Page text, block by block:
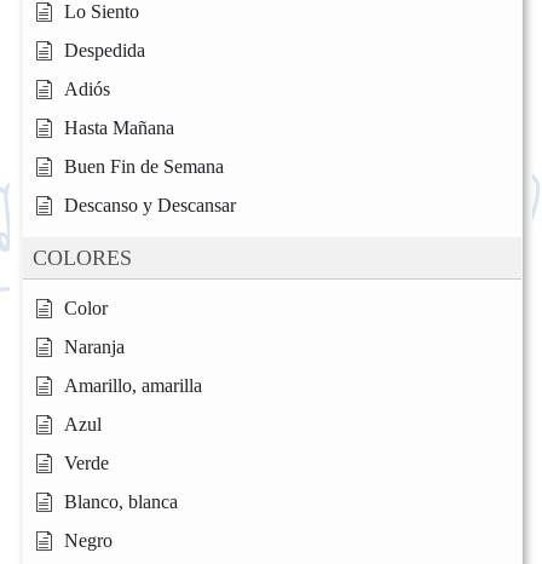
Lo Siento
Despedida
Adiós
Hasta Mañana
Buen Fin de Semana
Descanso y Descansar
COLORES
Color
Naranja
Amarillo, amarilla
Azul
Verde
Blanco, blanca
Negro